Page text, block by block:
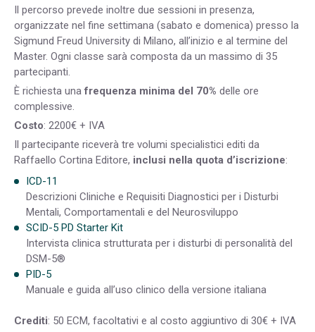
Il percorso prevede inoltre due sessioni in presenza,
organizzate nel fine settimana (sabato e domenica) presso la
Sigmund Freud University di Milano, all’inizio e al termine del
Master. Ogni classe sarà composta da un massimo di 35
partecipanti.
È richiesta unafrequenza minima del 70% delle ore
complessive.
Costo: 2200€ + IVA
Il partecipante riceverà tre volumi specialistici editi da
Raffaello Cortina Editore, inclusi nella quota d’iscrizione:
ICD-11
Descrizioni Cliniche e Requisiti Diagnostici per i Disturbi
Mentali, Comportamentali e del Neurosviluppo
SCID-5 PD Starter Kit
Intervista clinica strutturata per i disturbi di personalità del
DSM-5®
PID-5
Manuale e guida all’uso clinico della versione italiana
Crediti: 50 ECM, facoltativi e al costo aggiuntivo di 30€ + IVA